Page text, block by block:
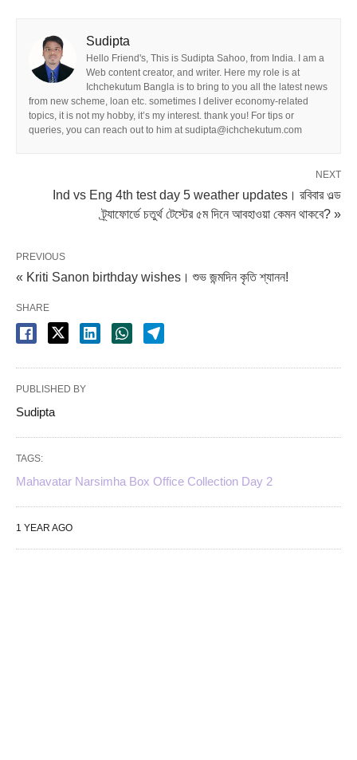
Sudipta
Hello Friend's, This is Sudipta Sahoo, from India. I am a
Web content creator, and writer. Here my role is at
Ichchekutum Bangla is to bring to you all the latest news
from new scheme, loan etc. sometimes I deliver economy-related
topics, it is not my hobby, it’s my interest. thank you! For tips or
queries, you can reach out to him at sudipta@ichchekutum.com
NEXT
Ind vs Eng 4th test day 5 weather updates। রবিবার ওল্ড
ট্র্যাফোর্ডে চতুর্থ টেস্টের ৫ম দিনে আবহাওয়া কেমন থাকবে? »
PREVIOUS
« Kriti Sanon birthday wishes। শুভ জন্মদিন কৃতি শ্যানন!
SHARE
PUBLISHED BY
Sudipta
TAGS:
Mahavatar Narsimha Box Office Collection Day 2
1 YEAR AGO